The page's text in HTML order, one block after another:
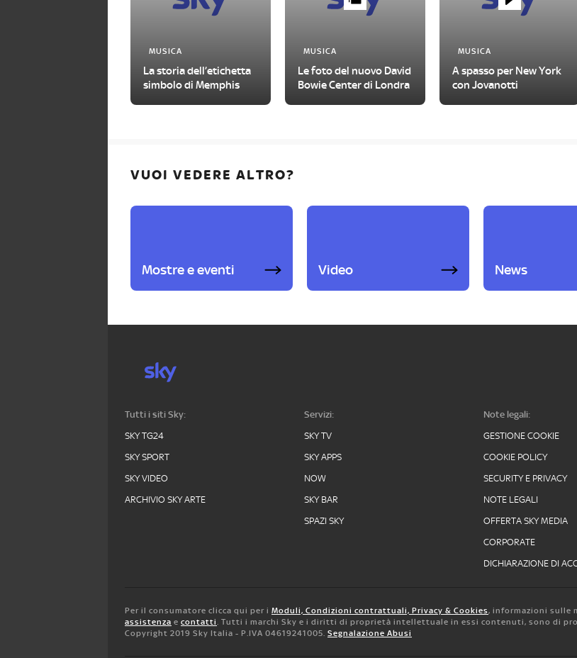
MUSICA
La storia dell’etichetta
simbolo di Memphis
MUSICA
Le foto del nuovo David
Bowie Center di Londra
MUSICA
A spasso per New York
con Jovanotti
VUOI VEDERE ALTRO?
Mostre e eventi Video News
Tutti i siti Sky:
SKY TG24
SKY SPORT
SKY VIDEO
ARCHIVIO SKY ARTE
Servizi:
SKY TV
SKY APPS
NOW
SKY BAR
SPAZI SKY
Note legali:
GESTIONE COOKIE
COOKIE POLICY
SECURITY E PRIVACY
NOTE LEGALI
OFFERTA SKY MEDIA
CORPORATE
DICHIARAZIONE DI
Per il consumatore clicca qui per i Moduli, Condizioni contrattuali, Privacy & Cookies, informazioni sulle
assistenza e contatti. Tutti i marchi Sky e i diritti di proprietà intellettuale in essi contenuti, sono di
Copyright 2019 Sky Italia - P.IVA 04619241005. Segnalazione Abusi